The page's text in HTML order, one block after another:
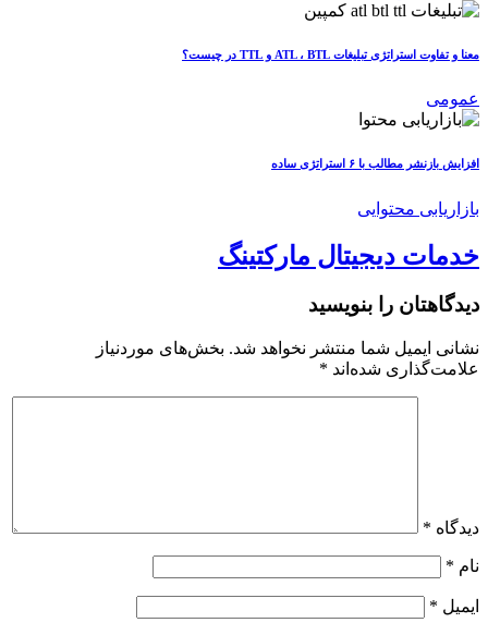
معنا و تفاوت استراتژی تبلیغات ATL ، BTL و TTL در چیست؟
عمومی
افزایش بازنشر مطالب با ۶ استراتژی ساده
بازاریابی محتوایی
خدمات دیجیتال مارکتینگ
دیدگاهتان را بنویسید
نشانی ایمیل شما منتشر نخواهد شد. بخش‌های موردنیاز
علامت‌گذاری شده‌اند *
دیدگاه *
نام *
ایمیل *